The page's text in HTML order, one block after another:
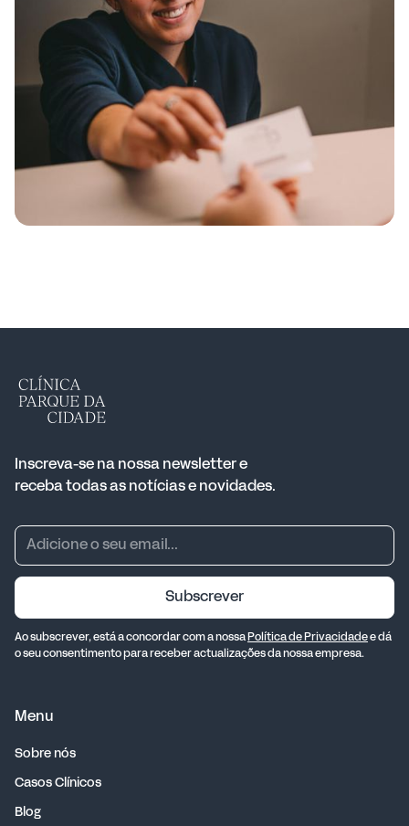
Inscreva-se na nossa newsletter e
receba todas as notícias e novidades.
Subscrever
Ao subscrever, está a concordar com a nossa Política de Privacidadee dá
o seu consentimento para receber actualizações da nossa empresa.
Menu
Sobre nós
Casos Clínicos
Blog